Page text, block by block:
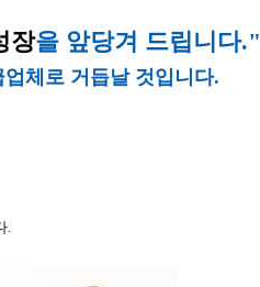
장을 앞당겨 드립니다."
체로 거듭날 것입니다.
.